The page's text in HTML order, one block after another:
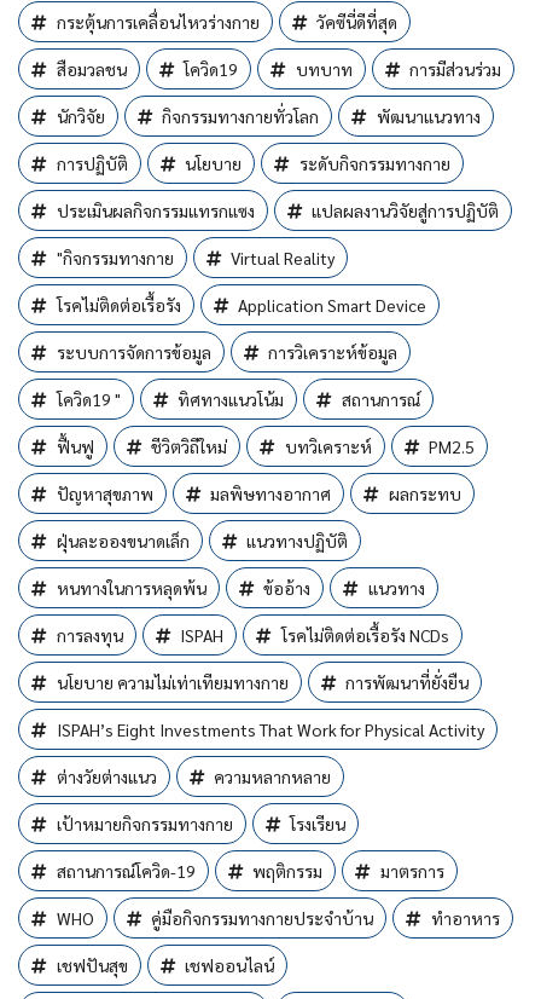
กระตุ้นการเคลื่อนไหวร่างกาย วัคซีนี่ดีที่สุด
สือมวลชน โควิด19 บทบาท การมีส่วนร่วม
นักวิจัย กิจกรรมทางกายทั่วโลก พัฒนาแนวทาง
การปฏิบัติ นโยบาย ระดับกิจกรรมทางกาย
ประเมินผลกิจกรรมแทรกแซง แปลผลงานวิจัยสู่การปฏิบัติ
"กิจกรรมทางกาย Virtual Reality
โรคไม่ติดต่อเรื้อรัง Application Smart Device
ระบบการจัดการข้อมูล การวิเคราะห์ข้อมูล
โควิด19 " ทิศทางแนวโน้ม สถานการณ์
ฟื้นฟู ชีวิตวิถีใหม่ บทวิเคราะห์ PM2.5
ปัญหาสุขภาพ มลพิษทางอากาศ ผลกระทบ
ฝุ่นละอองขนาดเล็ก แนวทางปฏิบัติ
หนทางในการหลุดพ้น ข้ออ้าง แนวทาง
การลงทุน ISPAH โรคไม่ติดต่อเรื้อรัง NCDs
นโยบาย ความไม่เท่าเทียมทางกาย การพัฒนาที่ยั่งยืน
ISPAH’s Eight Investments That Work for Physical Activity
ต่างวัยต่างแนว ความหลากหลาย
เป้าหมายกิจกรรมทางกาย โรงเรียน
สถานการณ์โควิด-19 พฤติกรรม มาตรการ
WHO คู่มือกิจกรรมทางกายประจำบ้าน ทำอาหาร
เชฟปันสุข เชฟออนไลน์